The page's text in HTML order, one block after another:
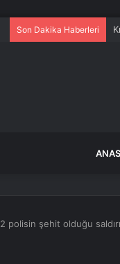
Son Dakika Haberleri
2 polisin şehit olduğu